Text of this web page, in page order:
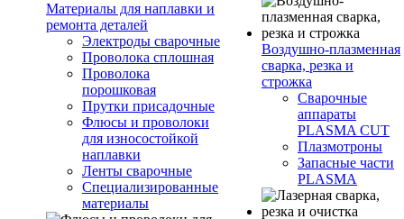
Материалы для наплавки и
ремонта деталей
Электроды сварочные
Проволока сплошная
Проволока
порошковая
Прутки присадочные
Флюсы и проволоки
для износостойкой
наплавки
Ленты сварочные
Специализированные
материалы
Воздушно-плазменная
сварка, резка и
строжка
Сварочные
аппараты
PLASMA CUT
Плазмотроны
Запасные части
PLASMA